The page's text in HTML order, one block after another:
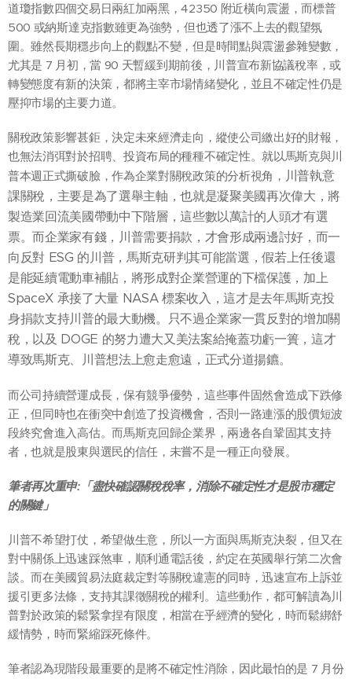
道瓊指數四個交易日兩紅加兩黑，42350 附近橫向震盪，而標普
500 或納斯達克指數雖更為強勢，但也透了漲不上去的觀望氛
圍。雖然長期穩步向上的觀點不變，但是時間點與震盪參雜變數，
尤其是 7 月初，當 90 天暫緩到期前後，川普宣布新協議稅率，或
轉變態度有新的決策，都將主宰市場情緒變化，並且不確定性仍是
壓抑市場的主要力道。
關稅政策影響甚鉅，決定未來經濟走向，縱使公司繳出好的財報，
也無法消弭對於招聘、投資布局的種種不確定性。就以馬斯克與川
普本週正式撕破臉，作為企業對關稅政策的分析視角， 川普執意
課關稅，主要是為了選舉主軸，也就是凝聚美國再次偉大，將
製造業回流美國帶動中下階層，這些數以萬計的人頭才有選
票。而企業家有錢，川普需要捐款，才會形成兩邊討好，而一
向反對 ESG 的川普，馬斯克研判其可能當選，假若上任後還
是能延續電動車補貼，將形成對企業營運的下檔保護，加上
SpaceX 承接了大量 NASA 標案收入，這才是去年馬斯克投
身捐款支持川普的最大動機。只不過企業家一貫反對的增加關
稅，以及 DOGE 的努力遭大又美法案給掩蓋功虧一簣，這才
導致馬斯克、川普想法上愈走愈遠，正式分道揚鑣。
而公司持續營運成長，保有競爭優勢，這些事件固然會造成下跌修
正，但同時也在衝突中創造了投資機會，否則一路連漲的股價短波
段終究會進入高估。而馬斯克回歸企業界，兩邊各自鞏固其支持
者，也就是股東與選民的信任，未嘗不是一種正向發展。
筆者再次重申:「盡快確認關稅稅率，消除不確定性才是股市穩定
的關鍵」
川普不希望打仗，希望做生意，所以一方面與馬斯克決裂，但又在
對中關係上迅速踩煞車，順利通電話後，約定在英國舉行第二次會
談。而在美國貿易法庭裁定對等關稅違憲的同時，迅速宣布上訴並
援引更多法條，支持其課徵關稅的權利。這些動作，都可解讀為川
普對於政策的鬆緊拿捏有限度，相當在乎經濟的變化，時而鬆綁舒
緩情勢，時而緊縮踩死條件。
筆者認為現階段最重要的是將不確定性消除，因此最怕的是 7 月份